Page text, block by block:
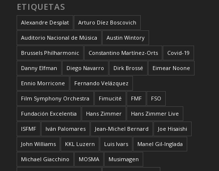
ETIQUETAS
Alexandre Desplat Arturo Díez Boscovich
Auditorio Nacional de Música Austin Wintory
Brussels Philharmonic Constantino Martínez-Orts Covid-19
Danny Elfman Diego Navarro Dirk Brossé Eimear Noone
Ennio Morricone Fernando Velázquez
Film Symphony Orchestra Fimucité FMF FSO
Fundación Excelentia Hans Zimmer Hans Zimmer Live
ISFMF Iván Palomares Jean-Michel Bernard Joe Hisaishi
John Williams KKL Luzern Luis Ivars Manel Gil-Inglada
Michael Giacchino MOSMA Musimagen